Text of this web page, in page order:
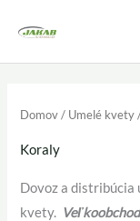
obsah
Domov/ Umelé kvety
Koraly
Dovoz a distribúcia
kvety.